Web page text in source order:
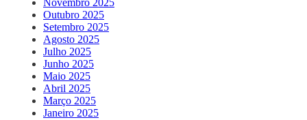
Outubro 2025
Setembro 2025
Agosto 2025
Julho 2025
Junho 2025
Maio 2025
Abril 2025
Março 2025
Janeiro 2025